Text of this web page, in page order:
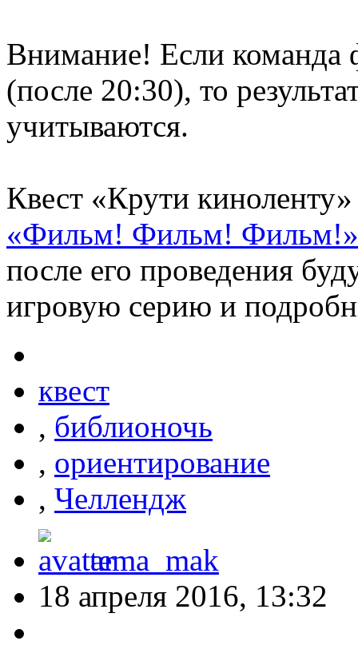
Внимание! Если команда
(после 20:30), то
учитываются.
Квест «Крути
«Фильм! Фильм! Фильм!»
после его проведения
игровую серию и
квест
, библионочь
, ориентирование
, Челлендж
tema_mak
18 апреля 2016, 13:32